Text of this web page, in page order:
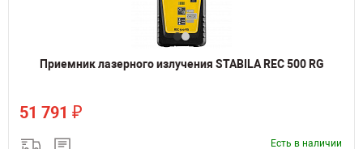
Приемник лазерного излучения STABILA REC 500 RG
51 791 ₽
Есть в наличии